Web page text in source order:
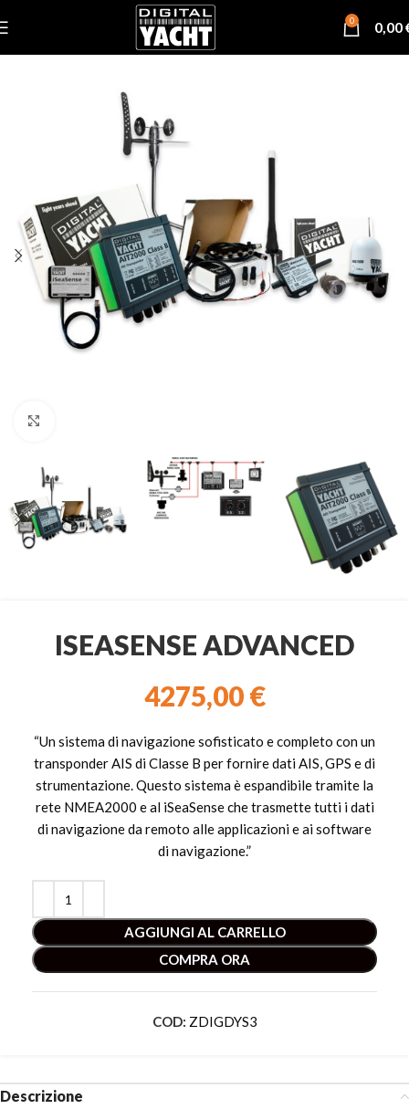
0 0,00
ISEASENSE ADVANCED
4275,00€
“Un sistema di navigazione sofisticato e completo con un
transponder AIS di Classe B per fornire dati AIS, GPS e di
strumentazione. Questo sistema è espandibile tramite la
rete NMEA2000 e al iSeaSense che trasmette tutti i dati
di navigazione da remoto alle applicazioni e ai software
di navigazione.”
AGGIUNGI AL CARRELLO
COMPRA ORA
COD: ZDIGDYS3
Descrizione